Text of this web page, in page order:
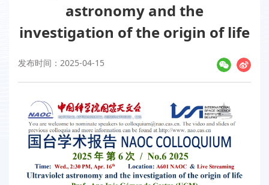
astronomy and the
investigation of the origin of life
发布时间：2025-04-15